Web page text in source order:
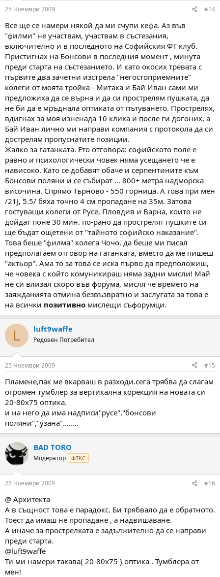
25 Ноември 2009 #14
Все ще се намери някой да ми счупи кефа. Аз във
"филми" не участвам, участвам в състезания,
включително и в последното на Софийския ФТ клуб.
Пристигнах на Бонсови в последния момент , минута
преди старта на състезанието. И като окосих тревата с
първите два зачетни изстрела "негостоприемните"
колеги от моята тройка - Митака и Бай Иван сами ми
предложиха да се върна и да си прострелям пушката, да
не би да е мръднала оптиката от пътуването. Прострелях,
вдигнах за моя изненада 10 клика и после ги догоних, а
Бай Иван лично ми направи компания с протокола да си
дострелям пропуснатите позиции.
Жалко за гатанката. Ето отговора: софийското поле е
равно и психологически човек няма усещането че е
нависоко. Като се добавят обаче и серпентините към
Бонсови поляни и се събират ... 800+ метра надморска
височина. Спрямо Търново - 550 горница. А това при мен
/21J, 5.5/ бяха точно 4 см пропадане на 35м. Затова
гостуващи колеги от Русе, Пловдив и Варна, които не
дойдат поне 30 мин. по-рано да прострелят пушките си
ще бъдат ощетени от "тайното софийско наказание".
Това беше "филма" колега Чочо, да беше ми писал
предполагаем отговор на гатанката, вместо да ме пишеш
"актьор". Ама то за това се иска първо да предположиш,
че човека с който комуникираш няма задни мисли! Май
не си влизал скоро във форума, мисля че времето на
заяжданията отмина безвъзвратно и заслугата за това е
на всички позитивно мислещи съфорумци.
L luft9waffe
Редовен Потребител
25 Ноември 2009 #15
Пламене,пак ме вкарваш в разходи.сега трябва да слагам
огромен тумблер за вертикална корекция на новата си
20-80х75 оптика.
и на него да има надписи"русе","бонсови
поляни","узана"........
BAD TORO
Модератор ФТКС
25 Ноември 2009 #16
@ Архитекта
A в същност това е парадокс. Би трябвало да е обратното.
Тоест да имаш не пропадане , а надвишаване.
А иначе за прострелката е задължително да се направи
преди старта.
@luft9waffe
Ти ми намери такава( 20-80х75 ) оптика . Тумблера от
мен!